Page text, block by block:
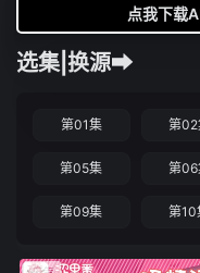
点我下载
选集|换源➡
第01集 第02
第05集 第06
第09集 第10